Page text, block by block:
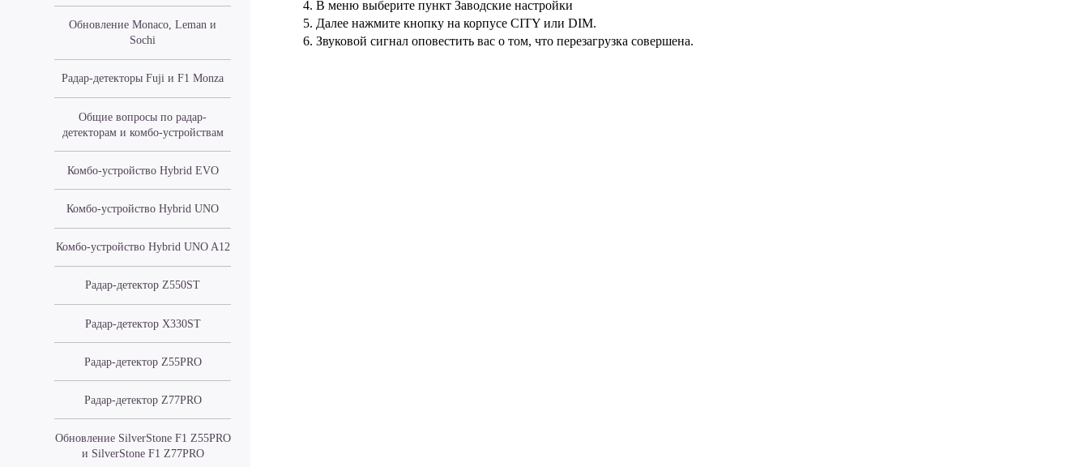
Обновление Monaco, Leman и
Sochi
Радар-детекторы Fuji и F1 Monza
Общие вопросы по радар-
детекторам и комбо-устройствам
Комбо-устройство Hybrid EVO
Комбо-устройство Hybrid UNO
Комбо-устройство Hybrid UNO A12
Радар-детектор Z550ST
Радар-детектор X330ST
Радар-детектор Z55PRO
Радар-детектор Z77PRO
Обновление SilverStone F1 Z55PRO
и SilverStone F1 Z77PRO
4. В меню выберите пункт Заводские настройки
5. Далее нажмите кнопку на корпусе CITY или DIM.
6. Звуковой сигнал оповестить вас о том, что перезагрузка совершена.